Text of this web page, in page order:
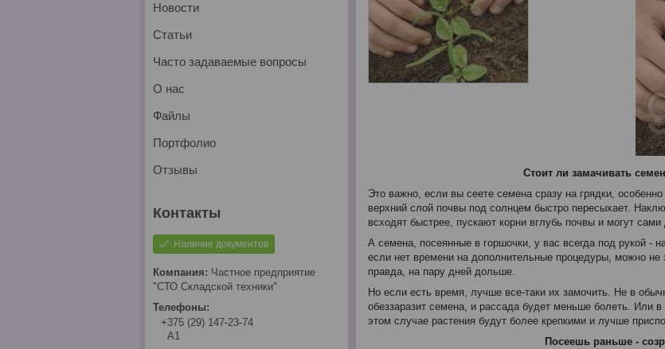
Стоит ли замачивать
Это важно, если вы сеете семена сразу на грядки,
верхний слой почвы под солнцем быстро пересыхает.
всходят быстрее, пускают корни вглубь почвы и могут сами
А семена, посеянные в горшочки, у вас всегда под рукой -
если нет времени на дополнительные процедуры, можно не
правда, на пару дней дольше.
Но если есть время, лучше все-таки их замочить. Не в
обеззаразит семена, и рассада будет меньше болеть. Или
этом случае растения будут более крепкими и лучше
Посеешь раньше -
Новости
Статьи
Часто задаваемые вопросы
О нас
Файлы
Портфолио
Отзывы
Наличие документов
Частное предприятие
"СТО Складской техники"
+375 (29) 147-23-74
А1